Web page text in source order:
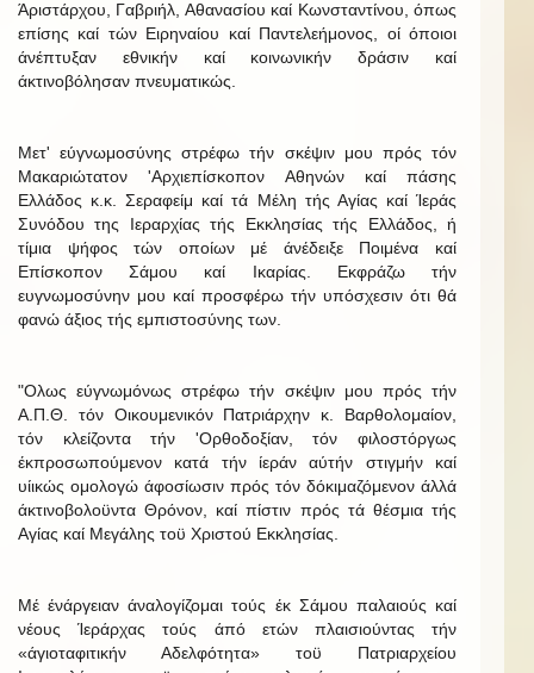
Άριστάρχου, Γαβριήλ, Αθανασίου καί Κωνσταντίνου, όπως
επίσης καί τών Ειρηναίου καί Παντελεήμονος, οί όποιοι
άνέπτυξαν εθνικήν καί κοινωνικήν δράσιν καί
άκτινοβόλησαν πνευματικώς.
Μετ' εύγνωμοσύνης στρέφω τήν σκέψιν μου πρός τόν
Μακαριώτατον 'Αρχιεπίσκοπον Αθηνών καί πάσης
Ελλάδος κ.κ. Σεραφείμ καί τά Μέλη τής Αγίας καί Ίεράς
Συνόδου της Ιεραρχίας τής Εκκλησίας τής Ελλάδος, ή
τίμια ψήφος τών οποίων μέ άνέδειξε Ποιμένα καί
Επίσκοπον Σάμου καί Ικαρίας. Εκφράζω τήν
ευγνωμοσύνην μου καί προσφέρω τήν υπόσχεσιν ότι θά
φανώ άξιος τής εμπιστοσύνης των.
"Ολως εύγνωμόνως στρέφω τήν σκέψιν μου πρός τήν
Α.Π.Θ. τόν Οικουμενικόν Πατριάρχην κ. Βαρθολομαίον,
τόν κλείζοντα τήν 'Ορθοδοξίαν, τόν φιλοστόργως
έκπροσωπούμενον κατά τήν ίεράν αύτήν στιγμήν καί
υίικώς ομολογώ άφοσίωσιν πρός τόν δόκιμαζόμενον άλλά
άκτινοβολοϋντα Θρόνον, καί πίστιν πρός τά θέσμια τής
Αγίας καί Μεγάλης τοϋ Χριστού Εκκλησίας.
Μέ ένάργειαν άναλογίζομαι τούς έκ Σάμου παλαιούς καί
νέους Ίεράρχας τούς άπό ετών πλαισιούντας τήν
«άγιοταφιτικήν Αδελφότητα» τοϋ Πατριαρχείου